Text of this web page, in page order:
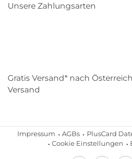
Unsere Zahlungsarten
Gratis Versand* nach
Versand
Impressum AGBs PlusCard
Cookie Einstellungen